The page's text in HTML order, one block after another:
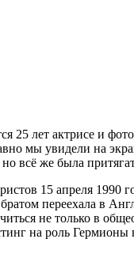
25 лет актрисе и
мы увидели на
всё же была
15 апреля
переехала в
не только в
на роль